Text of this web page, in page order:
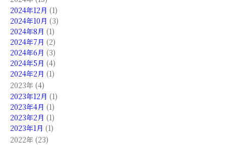
2024年12月 (1)
2024年10月 (3)
2024年8月 (1)
2024年7月 (2)
2024年6月 (3)
2024年5月 (4)
2024年2月 (1)
2023年 (4)
2023年12月 (1)
2023年4月 (1)
2023年2月 (1)
2023年1月 (1)
2022年 (23)